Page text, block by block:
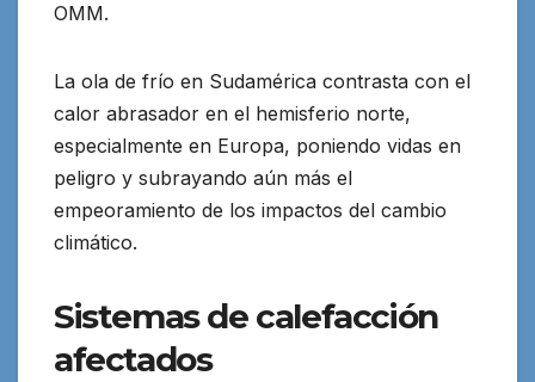
OMM.
La ola de frío en Sudamérica contrasta con el
calor abrasador en el hemisferio norte,
especialmente en Europa, poniendo vidas en
peligro y subrayando aún más el
empeoramiento de los impactos del cambio
climático.
Sistemas de calefacción
afectados